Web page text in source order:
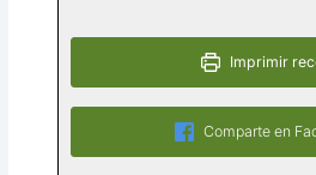
Imprimir
Comparte en